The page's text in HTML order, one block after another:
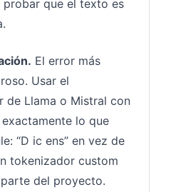
probar que el texto es
El error más
Usar el
de Llama o Mistral con
lo que
“D ic ens” en vez de
tokenizador custom
del proyecto.